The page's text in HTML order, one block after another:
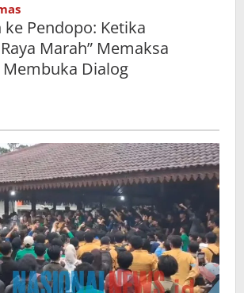
Pendopo:
Ketika
"Banyumas
Raya
Membuka
Dialog
ke Pendopo: Ketika
Marah” Memaksa
Dialog